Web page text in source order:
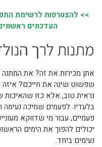
>> להצטרפות לרשימת
העדכונים
מתנות לרך
אתן מכירות את זה? את
שפשוט שינה את חייכם? איזה
נראית טוב, אלא כזו
בלעדיו. לפעמים שמיכה נעימה
פעמיים, עבור מי שדווקא
יכולים להפוך את הימים
נעימים ביחד.